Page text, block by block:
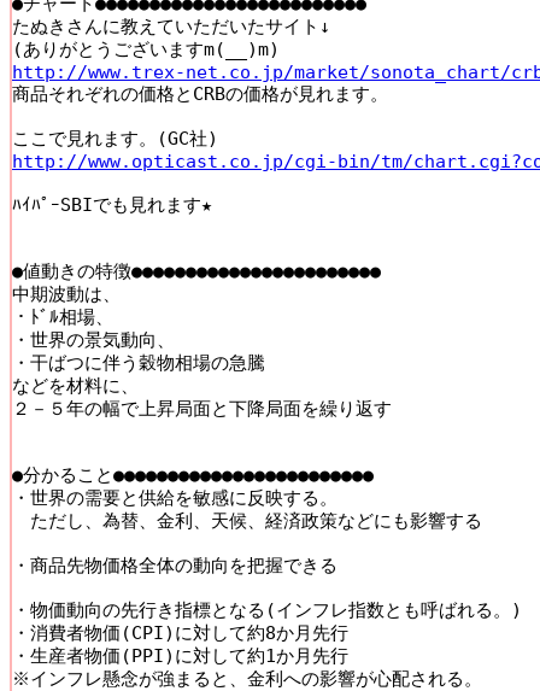
たぬきさんに教えていただいたサイト↓
http://www.trex-net.co.jp/market/sonota_chart/
商品それぞれの価格とCRBの価格が見れます。
http://www.opticast.co.jp/cgi-bin/tm/
ﾊｲﾊﾟｰSBIでも見れます★
●値動きの特徴●●●●●●●●●●●●●●●●●●●●●●●
中期波動は、
・ﾄﾞﾙ相場、
・世界の景気動向、
・干ばつに伴う穀物相場の急騰
などを材料に、
２－５年の幅で上昇局面と下降局面を繰り返す
●分かること●●●●●●●●●●●●●●●●●●●●●●●●
・世界の需要と供給を敏感に反映する。
ただし、為替、金利、天候、経済政策などにも影響する
・商品先物価格全体の動向を把握できる
・物価動向の先行き指標となる(インフレ指数とも呼ばれる。)
・消費者物価(CPI)に対して約8か月先行
・生産者物価(PPI)に対して約1か月先行
※インフレ懸念が強まると、金利への影響が心配される。